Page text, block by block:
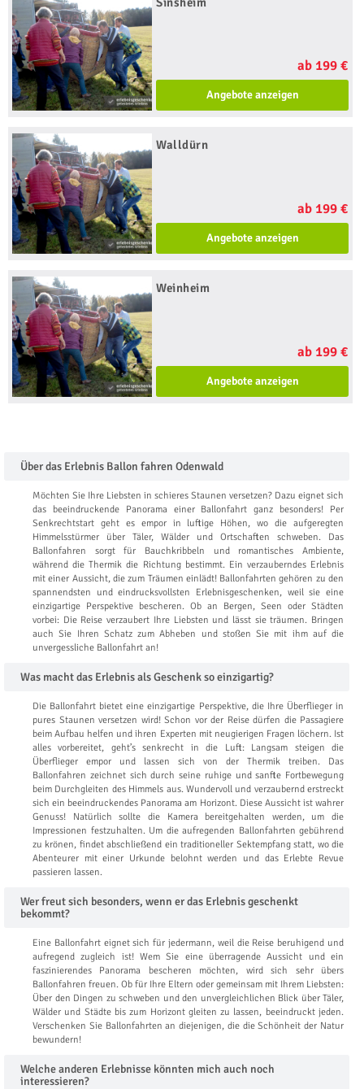
ab 199 €
Angebote anzeigen
Walldürn
ab 199 €
Angebote anzeigen
Weinheim
ab 199 €
Angebote anzeigen
Über das Erlebnis Ballon fahren Odenwald
Möchten Sie Ihre Liebsten in schieres Staunen versetzen? Dazu eignet sich
das beeindruckende Panorama einer Ballonfahrt ganz besonders! Per
Senkrechtstart geht es empor in luftige Höhen, wo die aufgeregten
Himmelsstürmer über Täler, Wälder und Ortschaften schweben. Das
Ballonfahren sorgt für Bauchkribbeln und romantisches Ambiente,
während die Thermik die Richtung bestimmt. Ein verzauberndes Erlebnis
mit einer Aussicht, die zum Träumen einlädt! Ballonfahrten gehören zu den
spannendsten und eindrucksvollsten Erlebnisgeschenken, weil sie eine
einzigartige Perspektive bescheren. Ob an Bergen, Seen oder Städten
vorbei: Die Reise verzaubert Ihre Liebsten und lässt sie träumen. Bringen
auch Sie Ihren Schatz zum Abheben und stoßen Sie mit ihm auf die
unvergessliche Ballonfahrt an!
Was macht das Erlebnis als Geschenk so einzigartig?
Die Ballonfahrt bietet eine einzigartige Perspektive, die Ihre Überflieger in
pures Staunen versetzen wird! Schon vor der Reise dürfen die Passagiere
beim Aufbau helfen und ihren Experten mit neugierigen Fragen löchern. Ist
alles vorbereitet, geht’s senkrecht in die Luft: Langsam steigen die
Überflieger empor und lassen sich von der Thermik treiben. Das
Ballonfahren zeichnet sich durch seine ruhige und sanfte Fortbewegung
beim Durchgleiten des Himmels aus. Wundervoll und verzaubernd erstreckt
sich ein beeindruckendes Panorama am Horizont. Diese Aussicht ist wahrer
Genuss! Natürlich sollte die Kamera bereitgehalten werden, um die
Impressionen festzuhalten. Um die aufregenden Ballonfahrten gebührend
zu krönen, findet abschließend ein traditioneller Sektempfang statt, wo die
Abenteurer mit einer Urkunde belohnt werden und das Erlebte Revue
passieren lassen.
Wer freut sich besonders, wenn er das Erlebnis geschenkt
bekommt?
Eine Ballonfahrt eignet sich für jedermann, weil die Reise beruhigend und
aufregend zugleich ist! Wem Sie eine überragende Aussicht und ein
faszinierendes Panorama bescheren möchten, wird sich sehr übers
Ballonfahren freuen. Ob für Ihre Eltern oder gemeinsam mit Ihrem Liebsten:
Über den Dingen zu schweben und den unvergleichlichen Blick über Täler,
Wälder und Städte bis zum Horizont gleiten zu lassen, beeindruckt jeden.
Verschenken Sie Ballonfahrten an diejenigen, die die Schönheit der Natur
bewundern!
Welche anderen Erlebnisse könnten mich auch noch
interessieren?